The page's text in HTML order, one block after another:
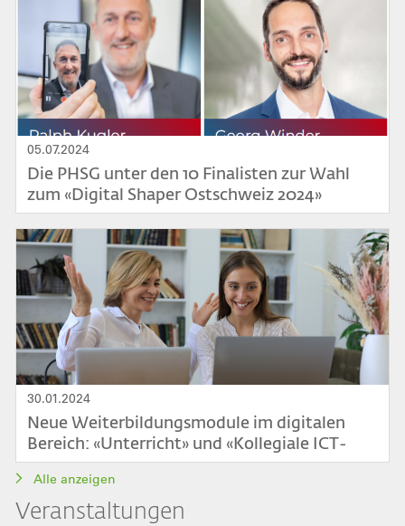
05.07.2024
Die PHSG unter den 10 Finalisten zur Wahl
zum «Digital Shaper Ostschweiz 2024»
Bild
30.01.2024
Neue Weiterbildungsmodule im digitalen
Bereich: «Unterricht» und «Kollegiale ICT-
Beratung»
Alle anzeigen
Veranstaltungen